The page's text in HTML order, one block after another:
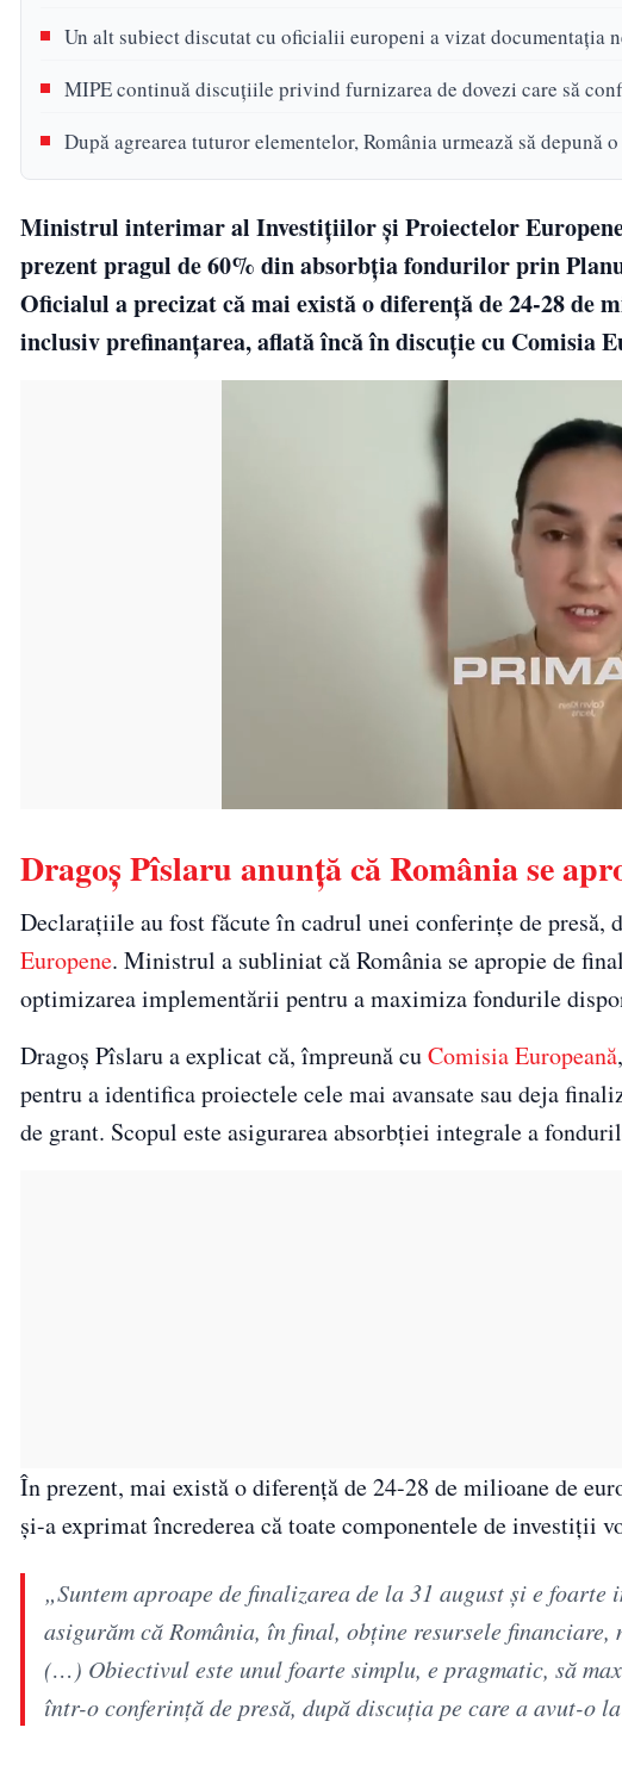
Un alt subiect discutat cu oficialii europeni a vizat documentația
MIPE continuă discuțiile privind furnizarea de dovezi care să
După agrearea tuturor elementelor, România urmează să depună
Ministrul interimar al Investițiilor și Proiectelor
prezent pragul de 60% din absorbția fondurilor prin
Oficialul a precizat că mai există o diferență de 24-28 de
inclusiv prefinanțarea, aflată încă în discuție cu Comisia
Dragoș Pîslaru anunță că România se
Declarațiile au fost făcute în cadrul unei conferințe de
Europene. Ministrul a subliniat că România se apropie de
optimizarea implementării pentru a maximiza fondurile
Dragoș Pîslaru a explicat că, împreună cuComisia Europeană
pentru a identifica proiectele cele mai avansate sau deja
de grant. Scopul este asigurarea absorbției integrale a
În prezent, mai există o diferență de 24-28 de milioane de
și-a exprimat încrederea că toate componentele de investiții
„Suntem aproape de finalizarea de la 31 august şi e
asigurăm că România, în final, obţine resursele
(…) Obiectivul este unul foarte simplu, e pragmatic, să
într-o conferinţă de presă, după discuţia pe care a avut-o